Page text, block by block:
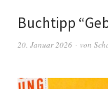
Buchtipp
20. Januar 2026 von